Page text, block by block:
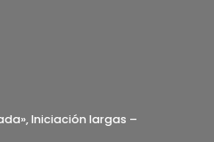
Iniciación largas –